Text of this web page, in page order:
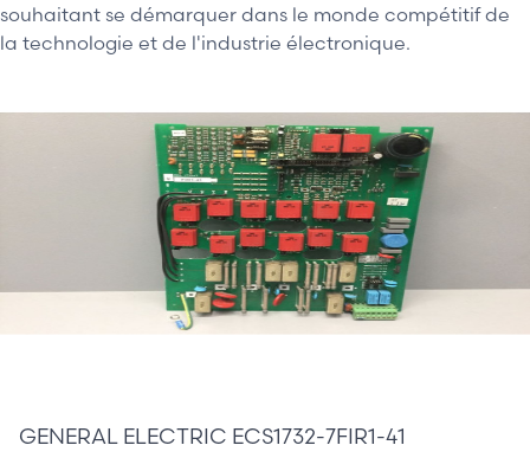
souhaitant se démarquer dans le monde compétitif de
la technologie et de l'industrie électronique.
GENERAL ELECTRIC ECS1732-7FIR1-41